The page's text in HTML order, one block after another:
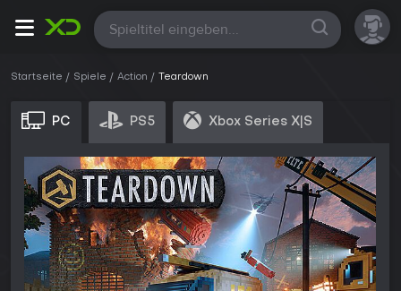
Alle
Startseite Spiele Action Teardown
PC PS5 Xbox Series X|S